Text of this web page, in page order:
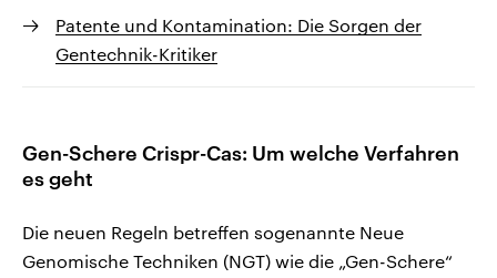
Patente und Kontamination: Die Sorgen der
Gentechnik-Kritiker
Gen-Schere Crispr-Cas: Um welche Verfahren
es geht
Die neuen Regeln betreffen sogenannte Neue
Genomische Techniken (NGT) wie die „Gen-Schere“